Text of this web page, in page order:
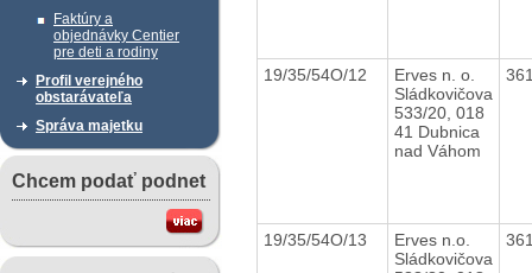
Faktúry a
objednávky Centier
pre deti a rodiny
Profil verejného
obstarávateľa
Správa majetku
Chcem podať podnet
19/35/54O/12
Erves n. o.
Sládkovičova
533/20, 018
41 Dubnica
nad Váhom
19/35/54O/13
Erves n.o.
Sládkovičova